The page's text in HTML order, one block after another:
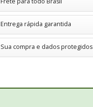
Entrega rápida garantida
Sua compra e dados protegidos